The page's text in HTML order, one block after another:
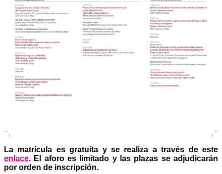
La matrícula es gratuita y se realiza a través de este
enlace. El aforo es limitado y las plazas se adjudicarán
por orden de inscripción.